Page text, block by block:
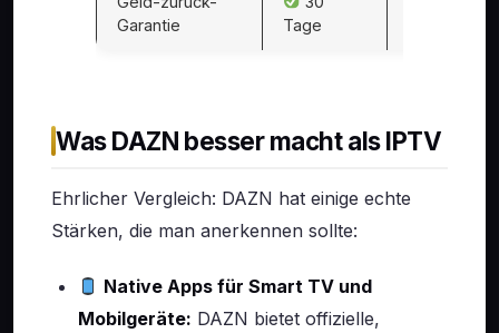
Garantie
Tage
Was DAZN besser macht als IPTV
Ehrlicher Vergleich: DAZN hat einige echte
Stärken, die man anerkennen sollte:
Native Apps für Smart TV und
Mobilgeräte: DAZN bietet offizielle,